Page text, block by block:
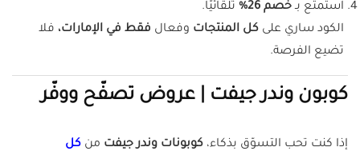
استمتع بـخصم 26%
تلقائيًا.
الكود ساري على كل المنتجات وفعال فقط في الإمارات، فلا
تضيع الفرصة.
كوبون وندر جيفت | عروض تصفّح ووفّر
إذا كنت تحب التسوّق بذكاء، كوبونات وندر جيفت من كل